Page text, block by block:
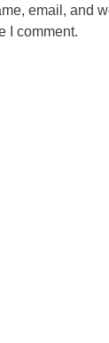
email, and
I comment.